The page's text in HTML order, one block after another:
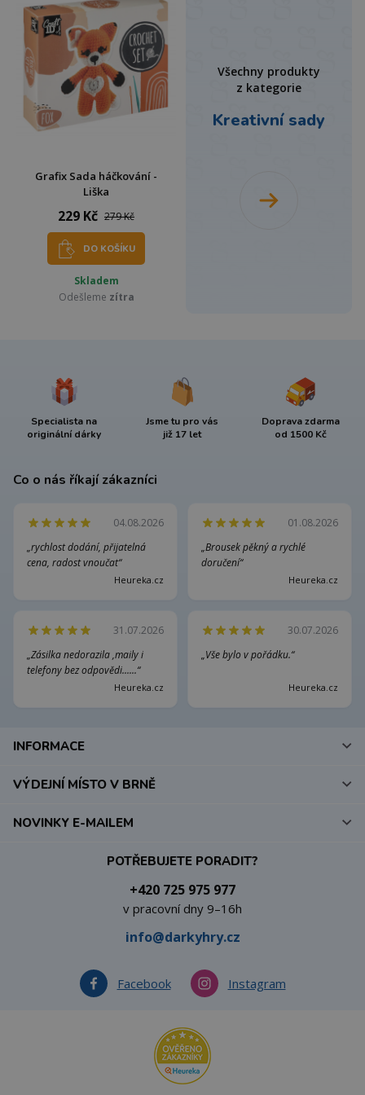
Grafix Sada háčkování -
Liška
229 Kč 279 Kč
DO KOŠÍKU
Skladem
Odešleme zítra
Všechny produkty
z kategorie
Kreativní sady
Specialista na
originální dárky
Jsme tu pro vás
již 17 let
Doprava zdarma
od 1500 Kč
Co o nás říkají zákazníci
04.08.2026
„rychlost dodání, přijatelná
cena, radost vnoučat“
Heureka.cz
01.08.2026
„Brousek pěkný a rychlé
doručení“
Heureka.cz
31.07.2026
„Zásilka nedorazila ,maily i
telefony bez odpovědi......“
Heureka.cz
30.07.2026
„Vše bylo v pořádku.“
Heureka.cz
INFORMACE
VÝDEJNÍ MÍSTO V BRNĚ
POTŘEBUJETE PORADIT?
+420 725 975 977
v pracovní dny 9–16h
info@darkyhry.cz
Facebook Instagram
NOVINKY E-MAILEM